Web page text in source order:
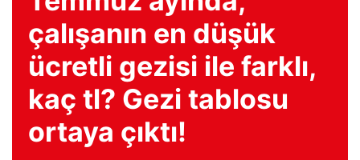
çalışanın en düşük
ücretli gezisi ile farklı,
kaç tl? Gezi tablosu
ortaya çıktı!